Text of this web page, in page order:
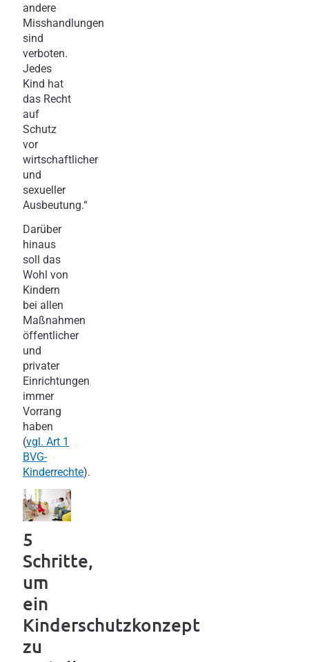
andere
Misshandlungen
sind
verboten.
Jedes
Kind hat
das Recht
auf
Schutz
vor
wirtschaftlicher
und
sexueller
Ausbeutung.“
Darüber
hinaus
soll das
Wohl von
Kindern
bei allen
Maßnahmen
öffentlicher
und
privater
Einrichtungen
immer
Vorrang
haben
(vgl. Art 1
BVG-
Kinderrechte).
5
Schritte,
um
ein
Kinderschutzkonzept
zu